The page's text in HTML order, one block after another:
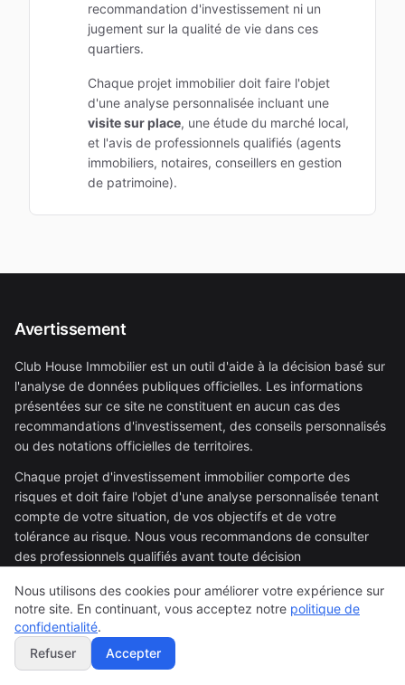
recommandation d'investissement ni un
jugement sur la qualité de vie dans ces
quartiers.
Chaque projet immobilier doit faire l'objet
d'une analyse personnalisée incluant une
visite sur place, une étude du marché local,
et l'avis de professionnels qualifiés (agents
immobiliers, notaires, conseillers en gestion
de patrimoine).
Avertissement
Club House Immobilier est un outil d'aide à la décision basé sur
l'analyse de données publiques officielles. Les informations
présentées sur ce site ne constituent en aucun cas des
recommandations d'investissement, des conseils personnalisés
ou des notations officielles de territoires.
Chaque projet d'investissement immobilier comporte des
risques et doit faire l'objet d'une analyse personnalisée tenant
compte de votre situation, de vos objectifs et de votre
tolérance au risque. Nous vous recommandons de consulter
des professionnels qualifiés avant toute décision
Les données présentées proviennent de sources officielles
(INSEE, DVF/Etalab) et sont traitées de manière neutre et
transparente. Elles constituent un support d'analyse parmi
d'autres éléments à prendre en considération dans votre
Nous utilisons des cookies pour améliorer votre expérience sur
notre site. En continuant, vous acceptez notre politique de
confidentialité.
Refuser
Accepter